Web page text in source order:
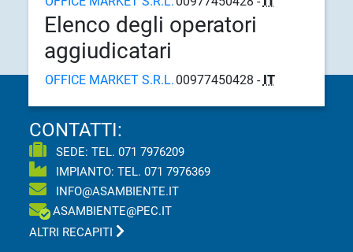
Elenco degli operatori
aggiudicatari
OFFICE MARKET S.R.L. 00977450428 - IT
CONTATTI:
SEDE: TEL.071 7976209
IMPIANTO: TEL.071 7976369
INFO@ASAMBIENTE.IT
ASAMBIENTE@PEC.IT
ALTRI RECAPITI